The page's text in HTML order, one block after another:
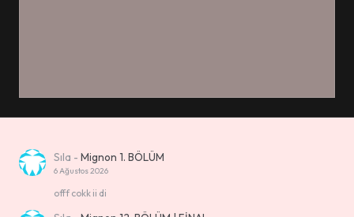
Sıla -Mignon 1. BÖLÜM
6 Ağustos 2026
offf cokk ii di